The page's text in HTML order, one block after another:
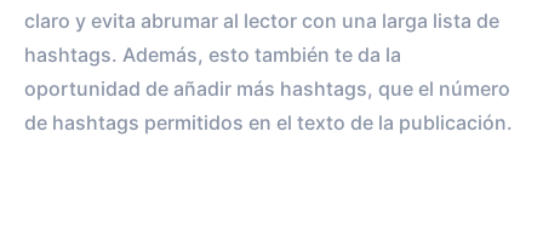
claro y evita abrumar al lector con una larga lista de
hashtags. Además, esto también te da la
oportunidad de añadir más hashtags, que el número
de hashtags permitidos en el texto de la publicación.